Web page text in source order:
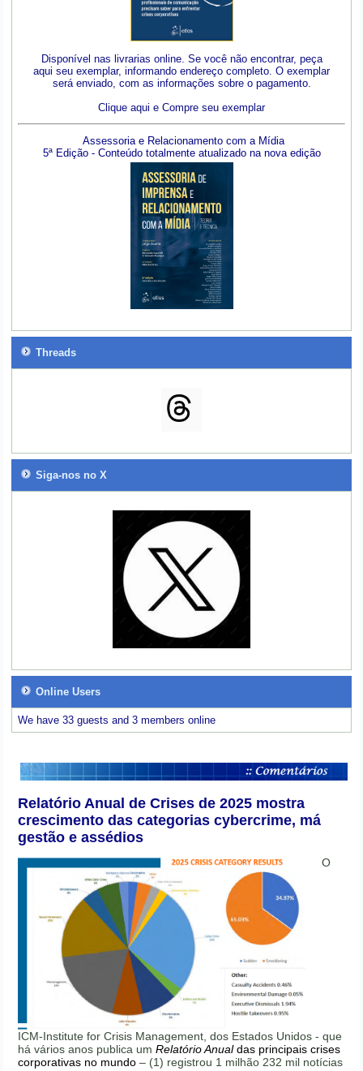
Disponível nas livrarias online. Se você não encontrar, peça
aqui seu exemplar, informando endereço completo. O exemplar
será enviado, com as informações sobre o pagamento.
Clique aqui e Compre seu exemplar
Assessoria e Relacionamento com a Mídia
5ª Edição - Conteúdo totalmente atualizado na nova edição
Threads
Siga-nos no X
Online Users
We have 33 guests and 3 members online
Relatório Anual de Crises de 2025 mostra
crescimento das categorias cybercrime, má
gestão e assédios
O
ICM-Institute for Crisis Management, dos Estados Unidos - que
há vários anos publica umRelatório Anualdas principais crises
corporativas no mundo – (1) registrou 1 milhão 232 mil notícias